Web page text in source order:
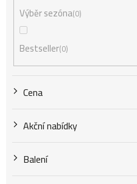
d
u
k
Výběr sezóna 0
Bestseller 0
Cena
Akční nabídky
Balení